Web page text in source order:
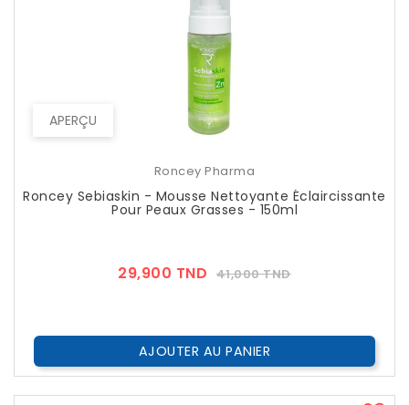
APERÇU
Roncey Pharma
Roncey Sebiaskin - Mousse Nettoyante Éclaircissante
Pour Peaux Grasses - 150ml
29,900 TND Prix
41,000 TNDPrix
AJOUTER AU PANIER